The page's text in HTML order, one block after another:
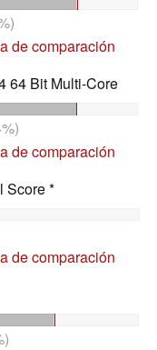
de comparación
64 Bit Multi-Core
de comparación
Score *
de comparación